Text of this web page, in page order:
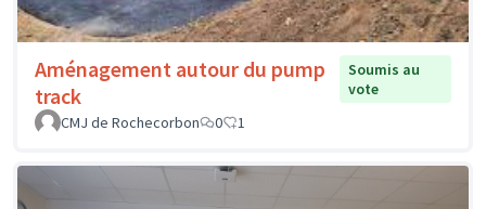
Aménagement autour du pump
track
Soumis au
vote
CMJ de Rochecorbon
0 1